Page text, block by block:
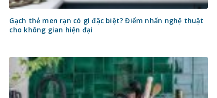
Gạch thẻ men rạn có gì đặc biệt? Điểm nhấn nghệ thuật
cho không gian hiện đại